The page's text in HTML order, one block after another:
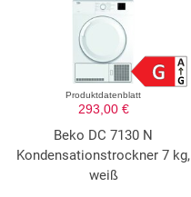
Produktdatenblatt
293,00 €
Beko DC 7130 N
Kondensationstrockner 7 kg,
weiß